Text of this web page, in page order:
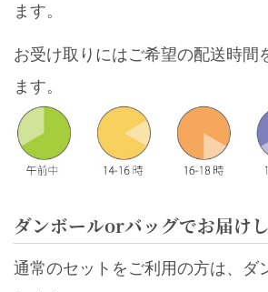
ます。
お受け取りにはご希望の配送時間
ます。
ダンボールorバッグでお届けし
通常のセットをご利用の方は、ダ